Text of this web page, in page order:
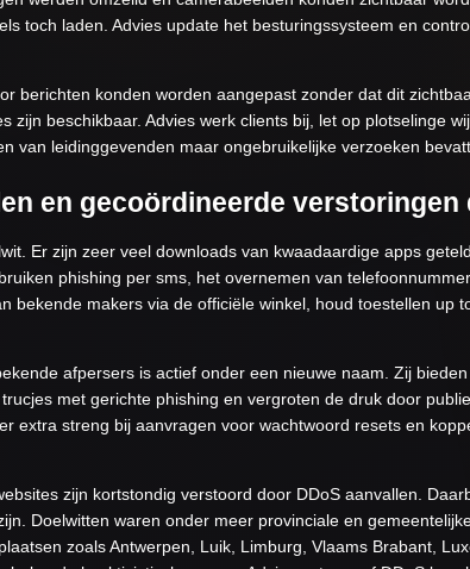
toch laden. Advies update het besturingssysteem en
berichten konden worden aangepast zonder dat dit
zijn beschikbaar. Advies werk clients bij, let op plotselinge
van leidinggevenden maar ongebruikelijke verzoeken
en gecoördineerde
Er zijn zeer veel downloads van kwaadaardige apps
phishing per sms, het overnemen van
bekende makers via de officiële winkel, houd toestellen up
afpersers is actief onder een nieuwe naam. Zij
met gerichte phishing en vergroten de druk door
extra streng bij aanvragen voor wachtwoord resets en
zijn kortstondig verstoord door DDoS aanvallen.
Doelwitten waren onder meer provinciale en
zoals Antwerpen, Luik, Limburg, Vlaams Brabant,